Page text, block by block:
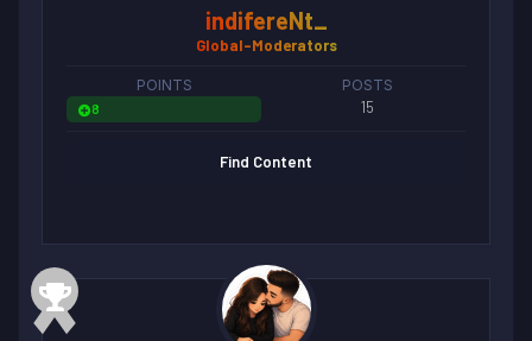
indifereNt_
Global-Moderators
POINTS
8
POSTS
15
Find Content